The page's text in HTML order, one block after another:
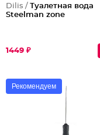
Dilis / Туалетная вода
Steelman zone
1449 ₽
Рекомендуем